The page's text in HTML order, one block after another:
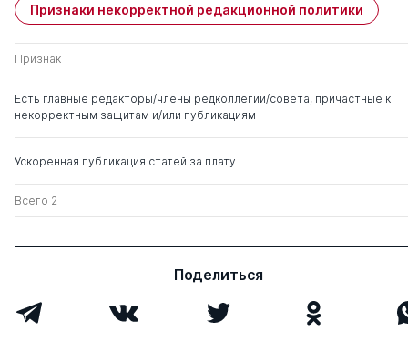
Бурда Алексей
Григорьевич
д. э.н. 0 0
Признаки некорректной редакционной политики
Признак
Есть главные редакторы/члены редколлегии/совета, причастные к
некорректным защитам и/или публикациям
Ускоренная публикация статей за плату
Всего 2
Поделиться